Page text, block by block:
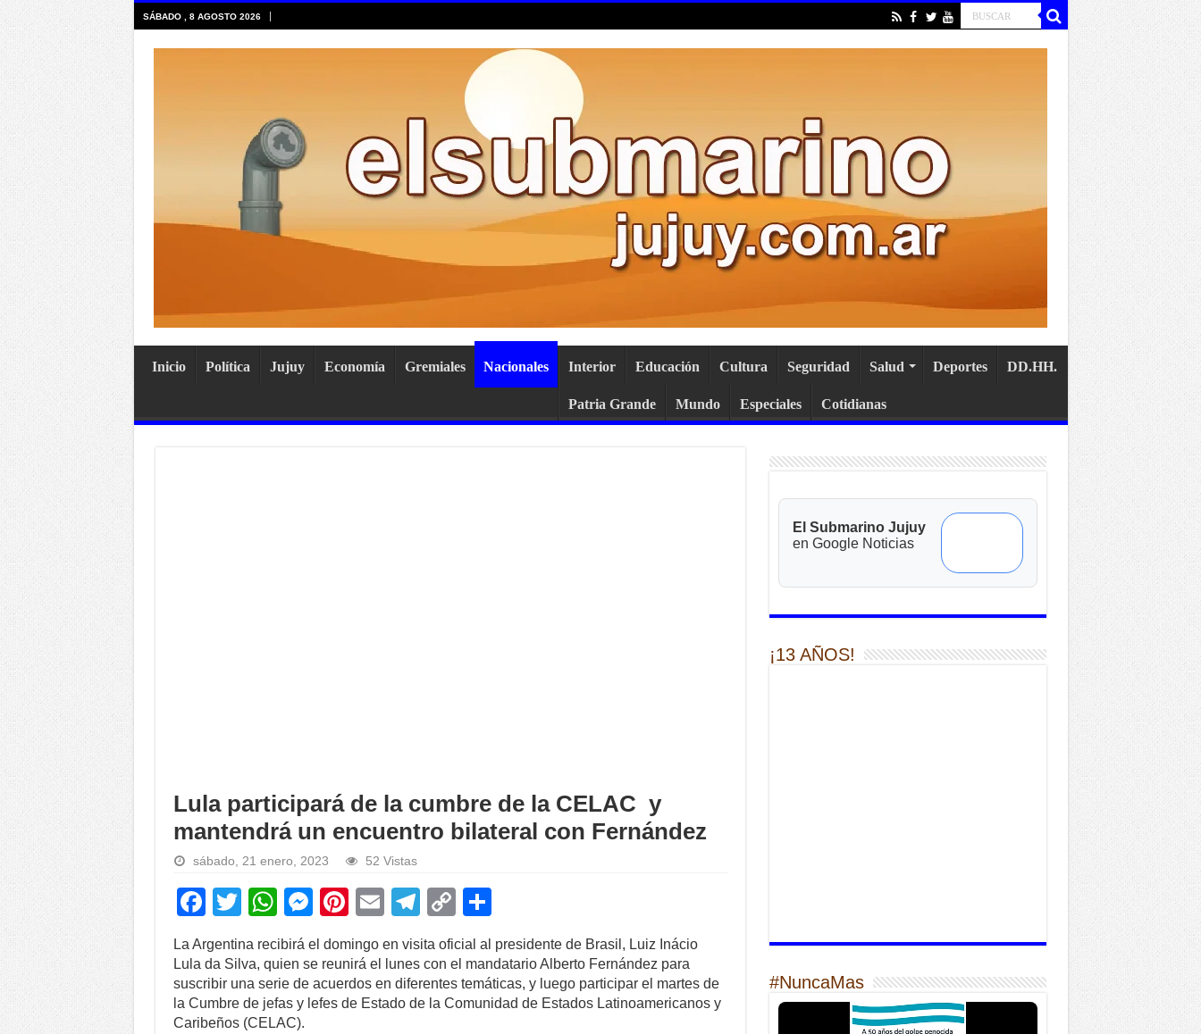
SÁBADO , 8 AGOSTO 2026
Inicio Política Jujuy Economía Gremiales Nacionales Interior Educación Cultura Seguridad Salud Deportes DD.HH.
Patria Grande Mundo Especiales Cotidianas
Lula participará de la cumbre de la CELAC y
mantendrá un encuentro bilateral con Fernández
sábado, 21 enero, 2023 52 Vistas
F
c
e
b
T
tt
er
W
h
at
s
A
M
e
ss
e
n
Pi
nt
er
e
st
E
ail
T
el
e
gr
a
C
o
p
y
Li
ar
e
La Argentina recibirá el domingo en visita oficial al presidente de Brasil, Luiz Inácio
Lula da Silva, quien se reunirá el lunes con el mandatario Alberto Fernández para
suscribir una serie de acuerdos en diferentes temáticas, y luego participar el martes de
la Cumbre de jefas y lefes de Estado de la Comunidad de Estados Latinoamericanos y
Caribeños (CELAC).
El Submarino Jujuy
en Google Noticias
¡13 AÑOS!
#NuncaMas